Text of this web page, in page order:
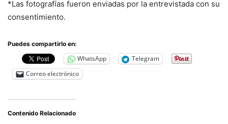
*Las fotografías fueron enviadas por la entrevistada con su
consentimiento.
Puedes compartirlo en:
WhatsApp
Telegram
Correo electrónico
Contenido Relacionado